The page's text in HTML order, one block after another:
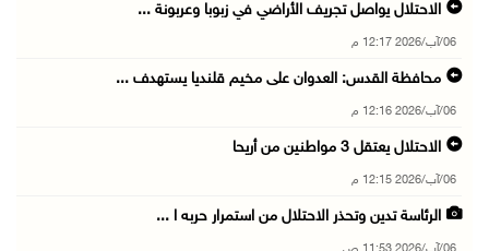
الاحتلال يواصل تجريف الأراضي في زبوبا وعربونة ...
06/آب/2026 12:17 م
محافظة القدس: العدوان على مخيم قلنديا يستهدف ...
06/آب/2026 12:16 م
الاحتلال يعتقل 3 مواطنين من أريحا
06/آب/2026 12:15 م
الرئاسة تدين وتحذر الاحتلال من استمرار حربه ا ...